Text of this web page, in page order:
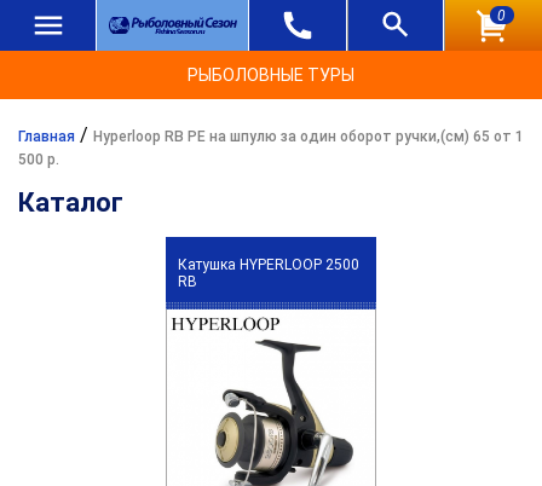
0
РЫБОЛОВНЫЕ ТУРЫ
Главная / Hyperloop RB PE на шпулю за один оборот ручки,(см) 65 от 1
500 р.
Каталог
Катушка HYPERLOOP 2500
RB